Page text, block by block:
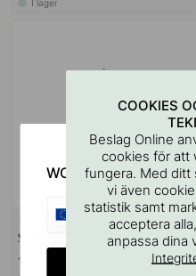
I lager
VÄGGFÄSTE
Skruvstift M4x50mm 1st
11 kr
COOKIES
Beslag Online
cookies för att
fungera. Med ditt
vi även
statistik samt
acceptera
anpassa dina
WOULD YOU
EU